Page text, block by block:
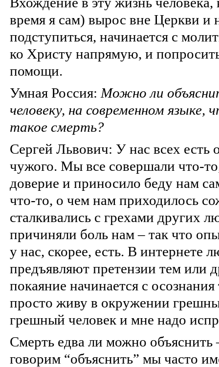
время я сам) вырос вне Церкви и
подступиться, начинается с
ко Христу напрямую, и
помощи.
Умная Россия: Можно ли
человеку, на современном языке,
такое смерть?
Сергей Львович: У нас всех есть
чужого. Мы все совершали что-
доверие и приносило беду нам
что-то, о чем нам приходилось
сталкивались с грехами других
причиняли боль нам – так что
у нас, скорее, есть. В интернете
предъявляют претензии тем или
покаяние начинается с
просто живу в окружении
грешный человек и мне надо
Смерть едва ли можно объяснить
говорим “объяснить” мы часто